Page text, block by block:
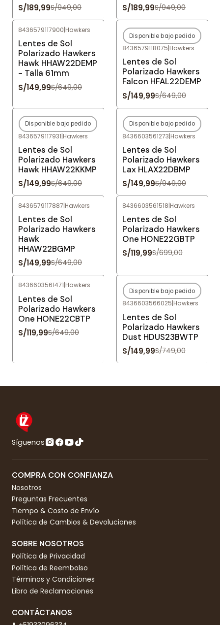
S/189,99S/949,00 S/189,99S/949,00
8436579117900|Hawkers
Lentes de Sol
Polarizado Hawkers
Hawk HHAW22DEMP
- Talla 61mm
S/149,99S/649,00
-77%OFF
Agotado
Disponible bajo pedido
8436579118075|Hawkers
Lentes de Sol
Polarizado Hawkers
Falcon HFAL22DEMP
S/149,99S/649,00
-77%OFF
Agotado
Disponible bajo pedido
8436579117931|Hawkers
Lentes de Sol
Polarizado Hawkers
Hawk HHAW22KKMP
S/149,99S/649,00
-84%OFF
Agotado
Disponible bajo pedido
8436603561273|Hawkers
Lentes de Sol
Polarizado Hawkers
Lax HLAX22DBMP
S/149,99S/949,00
8436579117887|Hawkers
Lentes de Sol
Polarizado Hawkers
Hawk
HHAW22BGMP
S/149,99S/649,00
8436603561518|Hawkers
Lentes de Sol
Polarizado Hawkers
One HONE22GBTP
S/119,99S/699,00
8436603561471|Hawkers
Lentes de Sol
Polarizado Hawkers
One HONE22CBTP
S/119,99S/649,00
-80%OFF
Agotado
Disponible bajo pedido
8436603566025|Hawkers
Lentes de Sol
Polarizado Hawkers
Dust HDUS23BWTP
S/149,99S/749,00
Síguenos
COMPRA CON CONFIANZA
Nosotros
Preguntas Frecuentes
Tiempo & Costo de Envío
Política de Cambios & Devoluciones
SOBRE NOSOTROS
Política de Privacidad
Política de Reembolso
Términos y Condiciones
Libro de Reclamaciones
CONTÁCTANOS